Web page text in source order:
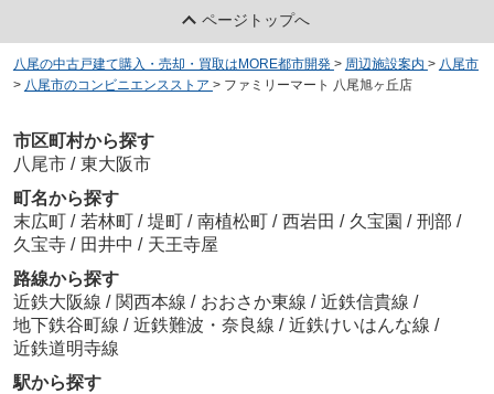
ページトップへ
八尾の中古戸建て購入・売却・買取はMORE都市開発 > 周辺施設案内 > 八尾市
> 八尾市のコンビニエンスストア > ファミリーマート 八尾旭ヶ丘店
市区町村から探す
八尾市 / 東大阪市
町名から探す
末広町 / 若林町 / 堤町 / 南植松町 / 西岩田 / 久宝園 / 刑部 /
久宝寺 / 田井中 / 天王寺屋
路線から探す
近鉄大阪線 / 関西本線 / おおさか東線 / 近鉄信貴線 /
地下鉄谷町線 / 近鉄難波・奈良線 / 近鉄けいはんな線 /
近鉄道明寺線
駅から探す